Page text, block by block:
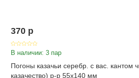
370 p
В наличии: 3 пар
Погоны казачьи серебр. с вас. кантом
казачество) р-р 55х140 мм